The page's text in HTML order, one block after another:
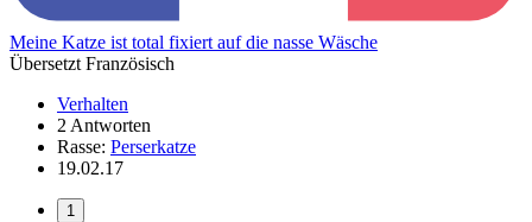
Meine Katze ist total fixiert auf die nasse Wäsche
Übersetzt Französisch
Verhalten
2 Antworten
Rasse: Perserkatze
19.02.17
1